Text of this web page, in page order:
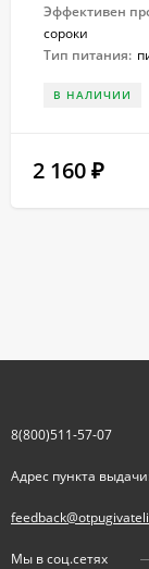
Эффективен
сороки
Тип питания:
В НАЛИЧИИ
2 160 ₽
8(800)511-57-07
Адрес пункта
Мы в соц.сетях